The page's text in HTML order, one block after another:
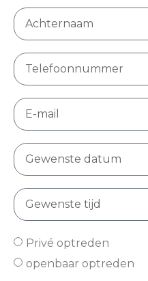
Privé optreden
openbaar optreden